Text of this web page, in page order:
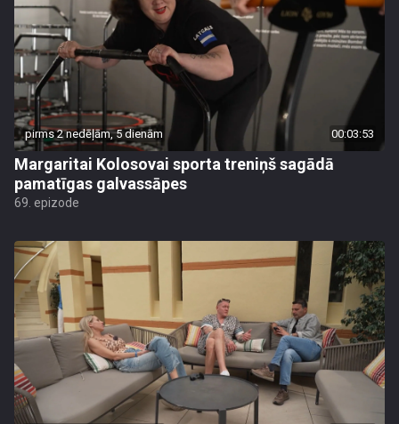
pirms 2 nedēļām, 5 dienām 00:03:53
Margaritai Kolosovai sporta treniņš sagādā
pamatīgas galvassāpes
69. epizode